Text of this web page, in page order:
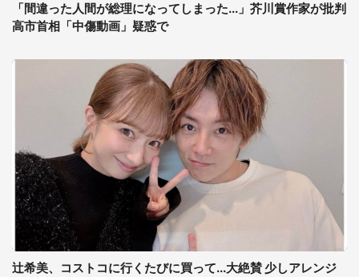
「間違った人間が総理になってしまった...」芥川賞作家が批判
高市首相「中傷動画」疑惑で
辻希美、コストコに行くたびに買って...大絶賛 少しアレンジ